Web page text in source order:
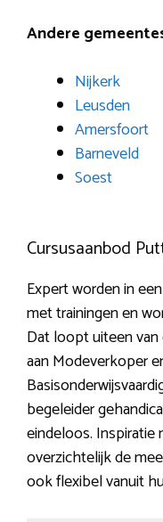
Andere
Nijkerk
Leusden
Amersfoort
Barneveld
Soest
Cursusaanbod
Expert worden in
met trainingen en
Dat loopt uiteen
aan Modeverkoper
begeleider
eindeloos. Inspiratie
overzichtelijk de
ook flexibel vanuit